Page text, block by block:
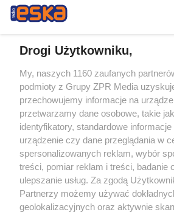
Żaden utwór zamieszczony w serwisie nie może
rozpowszechniany lub dalej rozpowszechniany
tym także elektroniczny lub mechaniczny) na
eksploatacji w jakiejkolwiek formie, włącznie z
bez pisemnej zgody właściciela praw.
wykorzystanie utworów w całości lub w części z
bez właściwej zgody, jest zabronione pod
prawnie.
Drogi Użytkowniku,
My, naszych 1160 zaufanych
podmioty z Grupy ZPR Media
przechowujemy informacje na
przetwarzamy dane osobowe, takie
identyfikatory, standardowe informacje
urządzenie czy dane przeglądania w
spersonalizowanych reklam, wybór
treści, pomiar reklam i treści, badanie
ulepszanie usług. Za zgodą
Partnerzy możemy używać
geolokalizacyjnych oraz aktywnie